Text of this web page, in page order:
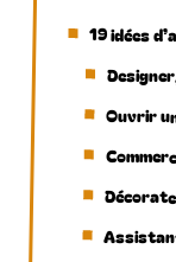
19 idées
Ouvrir